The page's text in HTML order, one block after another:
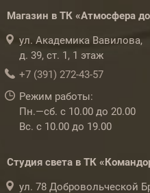
Магазин в ТК «Атмосфера
ул. Академика Вавилова,
д. 39, ст. 1, 1 этаж
+7 (391) 272-43-57
Режим работы:
Пн.—сб. с 10.00 до 20.00
Вс. с 10.00 до 19.00
Студия света в ТК
ул. 78 Добровольческой